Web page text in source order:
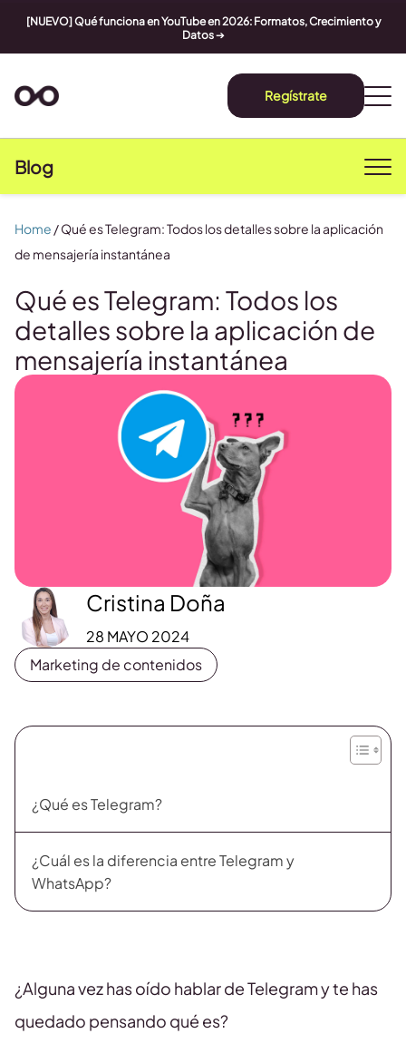
[NUEVO] Qué funciona en YouTube en 2026: Formatos, Crecimiento y
Datos➔
Regístrate
Blog
Qué es Telegram: Todos los
detalles sobre la aplicación de
mensajería instantánea
Cristina Doña
28 MAYO 2024
Marketing de contenidos
Home /Qué es Telegram: Todos los detalles sobre la aplicación
de mensajería instantánea
¿Qué es Telegram?
¿Cuál es la diferencia entre Telegram y
WhatsApp?
¿Alguna vez has oído hablar de Telegram y te has
quedado pensando qué es?